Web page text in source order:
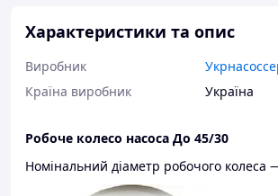
Характеристики та опис
Виробник
Країна виробник
Україна
Робоче колесо насоса До 45/30
Номінальний діаметр робочого колеса